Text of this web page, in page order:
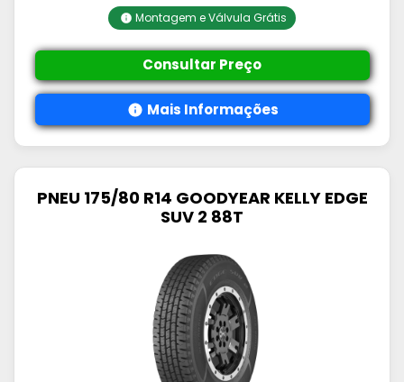
Montagem e Válvula Grátis
Consultar Preço
Mais Informações
PNEU 175/80 R14 GOODYEAR KELLY EDGE
SUV 2 88T